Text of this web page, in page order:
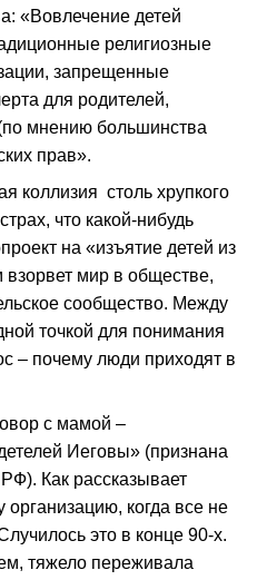
«Вовлечение детей
религиозные
запрещенные
для родителей,
мнению большинства
прав».
коллизия столь хрупкого
что какой-нибудь
на «изъятие детей из
мир в обществе,
сообщество. Между
точкой для понимания
– почему люди приходят в
с мамой –
Иеговы» (признана
Как рассказывает
когда все не
это в конце 90-х.
тяжело переживала